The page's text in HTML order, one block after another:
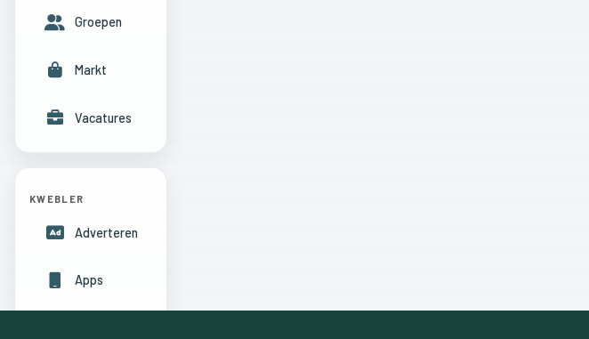
Groepen
Markt
Vacatures
KWEBLER
Adverteren
Apps